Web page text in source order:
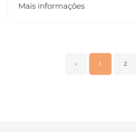
Mais informações
‹ 1 2